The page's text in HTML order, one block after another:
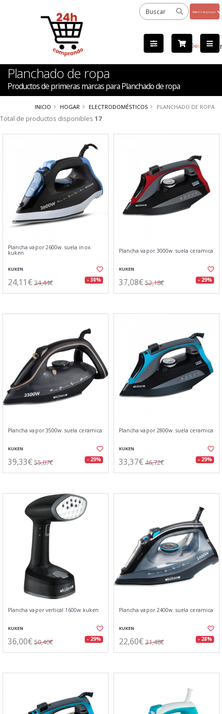
by
Planchado de ropa
Productos de primeras marcas para Planchado de ropa
INICIO HOGAR ELECTRODOMÉSTICOS PLANCHADO DE ROPA
Total de productos disponibles 17
Plancha vapor 2600w. suela inox.
kuken
KUKEN
24,11€ 34,44€ - 30%
Plancha vapor 3000w. suela ceramica
KUKEN
37,08€ 52,18€ - 29%
Plancha vapor 3500w. suela ceramica
KUKEN
39,33€ 55,07€ - 29%
Plancha vapor 2800w. suela ceramica
KUKEN
33,37€ 46,72€ - 29%
Plancha vapor vertical 1600w kuken
KUKEN
36,00€ 50,40€ - 29%
Plancha vapor 2400w. suela ceramica
KUKEN
22,60€ 31,48€ - 28%